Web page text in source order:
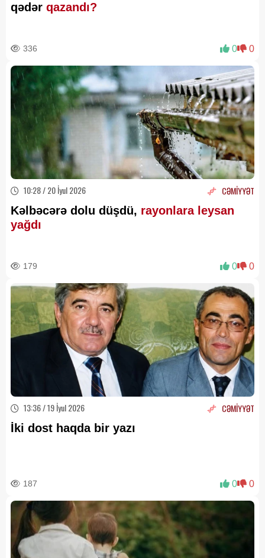
qədər qazandı?
336 0 0
10:28 / 20 İyul 2026 CƏMİYYƏT
Kəlbəcərə dolu düşdü, rayonlara leysan
yağdı
179 0 0
13:36 / 19 İyul 2026 CƏMİYYƏT
İki dost haqda bir yazı
187 0 0